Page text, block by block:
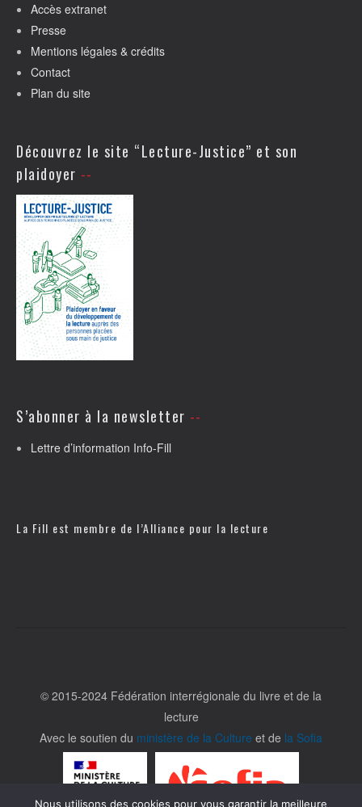
Accès extranet
Presse
Mentions légales & crédits
Contact
Plan du site
Découvrez le site “Lecture-Justice” et son
plaidoyer
S’abonner à la newsletter
Lettre d’information Info-Fill
La Fill est membre de l’Alliance pour la lecture
© 2015-2024 Fédération interrégionale du livre et de la
lecture
Avec le soutien du ministère de la Culture et de la Sofia
Nous utilisons des cookies pour vous garantir la meilleure